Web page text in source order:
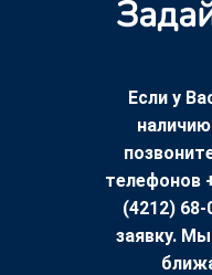
Если у
телефонов
(4212) 68-
заявку.